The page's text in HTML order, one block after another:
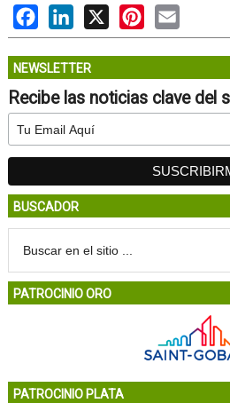
FacebookLinkedIn Pinterest
NEWSLETTER
Recibe las noticias clave del
BUSCADOR
PATROCINIO ORO
PATROCINIO PLATA